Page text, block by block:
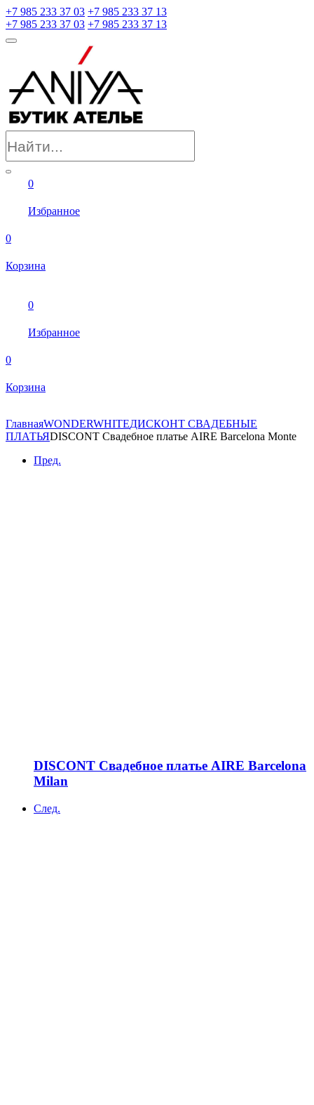
+7 985 233 37 03 +7 985 233 37 13
+7 985 233 37 03 +7 985 233 37 13
0
Избранное
0
Корзина
0
Избранное
0
Корзина
ГлавнаяWONDERWHITEДИСКОНТ СВАДЕБНЫЕ
ПЛАТЬЯDISCONT Свадебное платье AIRE Barcelona Monte
Пред.
DISCONT Свадебное платье AIRE Barcelona
Milan
След.